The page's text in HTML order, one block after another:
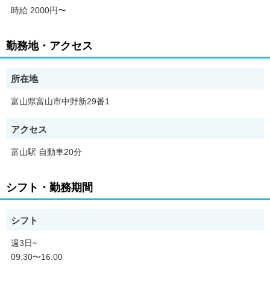
ぜひご相談ください！
あなたに合った働き方を一緒に考えましょう。
ブランクがあっても資格があれば大丈夫。
大切なのは『誰かの支えになりたい』という気持ち。
『だれかの役に立ちたい』『まずはやってみたい！』
まずはご相談くださいね♪
時給 2000円〜
勤務地・アクセス
所在地
富山県富山市中野新29番1
アクセス
富山駅 自動車20分
シフト・勤務期間
シフト
週3日~
09:30〜16:00